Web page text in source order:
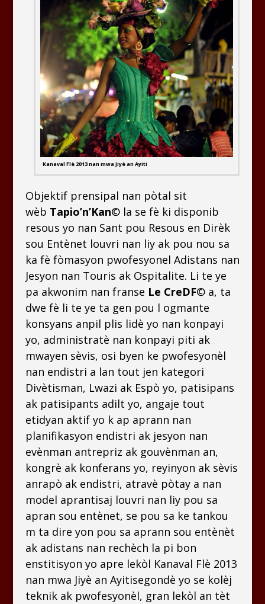
Kanaval Flè 2013 nan mwa Jiyè an Ayiti
Objektif prensipal nan pòtal sit
wèb Tapio’n’Kan© la se fè ki disponib
resous yo nan Sant pou Resous en Dirèk
sou Entènet louvri nan liy ak pou nou sa
ka fè fòmasyon pwofesyonel Adistans nan
Jesyon nan Touris ak Ospitalite. Li te ye
pa akwonim nan franse Le CreDF© a, ta
dwe fè li te ye ta gen pou l ogmante
konsyans anpil plis lidè yo nan konpayi
yo, administratè nan konpayi piti ak
mwayen sèvis, osi byen ke pwofesyonèl
nan endistri a lan tout jen kategori
Divètisman, Lwazi ak Espò yo, patisipans
ak patisipants adilt yo, angaje tout
etidyan aktif yo k ap aprann nan
planifikasyon endistri ak jesyon nan
evènman antrepriz ak gouvènman an,
kongrè ak konferans yo, reyinyon ak sèvis
anrapò ak endistri, atravè pòtay a nan
model aprantisaj louvri nan liy pou sa
apran sou entènet, se pou sa ke tankou
m ta dire yon pou sa aprann sou entènèt
ak adistans nan rechèch la pi bon
enstitisyon yo apre lekòl Kanaval Flè 2013
nan mwa Jiyè an Ayitisegondè yo se kolèj
teknik ak pwofesyonèl, gran lekòl an tèt